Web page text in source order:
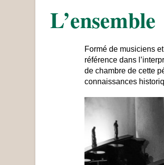
L’ensemble
Formé de musiciens
référence dans
de chambre de cette
connaissances